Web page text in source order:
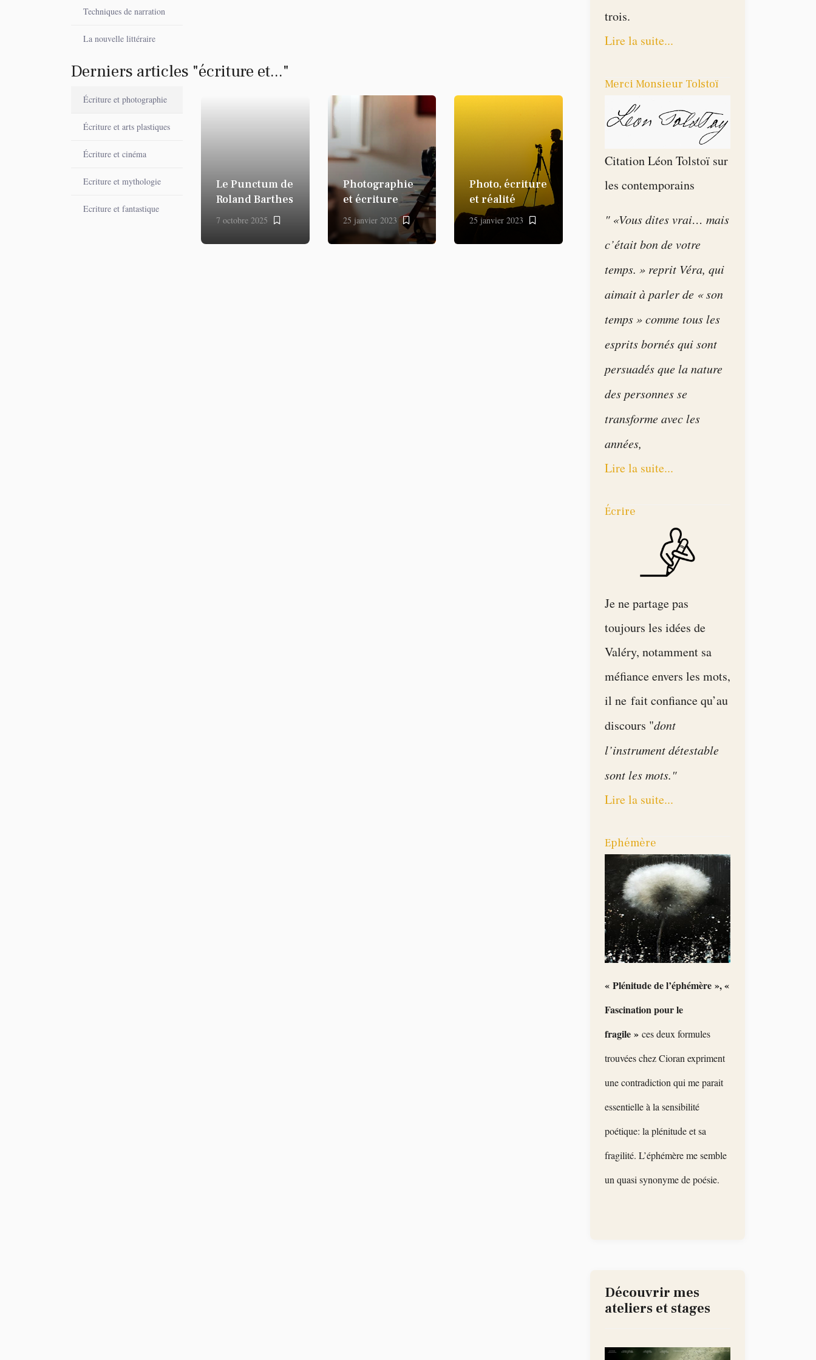
Techniques de narration
La nouvelle littéraire
Derniers articles "écriture et..."
Écriture et photographie
Écriture et arts plastiques
Écriture et cinéma
Ecriture et mythologie
Ecriture et fantastique
Le Punctum de
Roland Barthes
7 octobre 2025
Photographie
et écriture
25 janvier 2023
Photo, écriture
et réalité
25 janvier 2023
trois.
Lire la suite...
Merci Monsieur Tolstoï
Citation Léon Tolstoï sur
les contemporains
" «Vous dites vrai… mais
c’était bon de votre
temps. » reprit Véra, qui
aimait à parler de « son
temps » comme tous les
esprits bornés qui sont
persuadés que la nature
des personnes se
transforme avec les
années,
Lire la suite...
Écrire
Je ne partage pas
toujours les idées de
Valéry, notamment sa
méfiance envers les mots,
il ne fait confiance qu’au
discours "dont
l’instrument détestable
sont les mots."
Lire la suite...
Ephémère
« Plénitude de l’éphémère », «
Fascination pour le
fragile » ces deux formules
trouvées chez Cioran expriment
une contradiction qui me parait
essentielle à la sensibilité
poétique: la plénitude et sa
fragilité. L’éphémère me semble
un quasi synonyme de poésie.
Découvrir mes
ateliers et stages